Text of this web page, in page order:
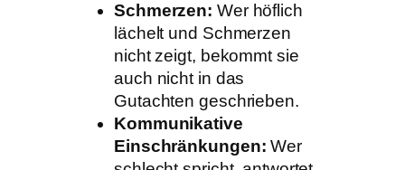
Schmerzen: Wer höflich
lächelt und Schmerzen
nicht zeigt, bekommt sie
auch nicht in das
Gutachten geschrieben.
Kommunikative
Einschränkungen: Wer